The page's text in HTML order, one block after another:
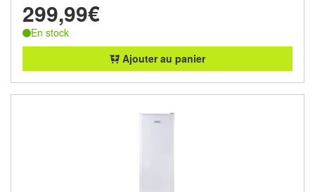
299,99€
En stock
Ajouter au panier